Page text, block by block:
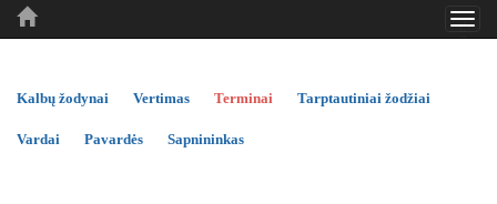
..
..
Kalbų žodynai Vertimas Terminai Tarptautiniai žodžiai
Vardai Pavardės Sapnininkas